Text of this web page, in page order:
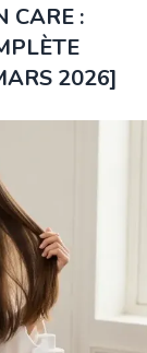
CARE :
2026]